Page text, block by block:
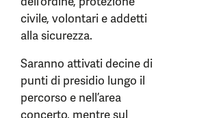
civile, volontari e addetti
alla sicurezza.
Saranno attivati decine di
punti di presidio lungo il
percorso e nell’area
concerto, mentre sul